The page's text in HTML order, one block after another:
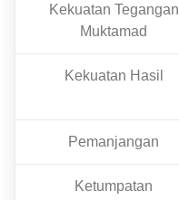
Kekuatan Tegangan
Muktamad
Kekuatan Hasil
Pemanjangan
Ketumpatan